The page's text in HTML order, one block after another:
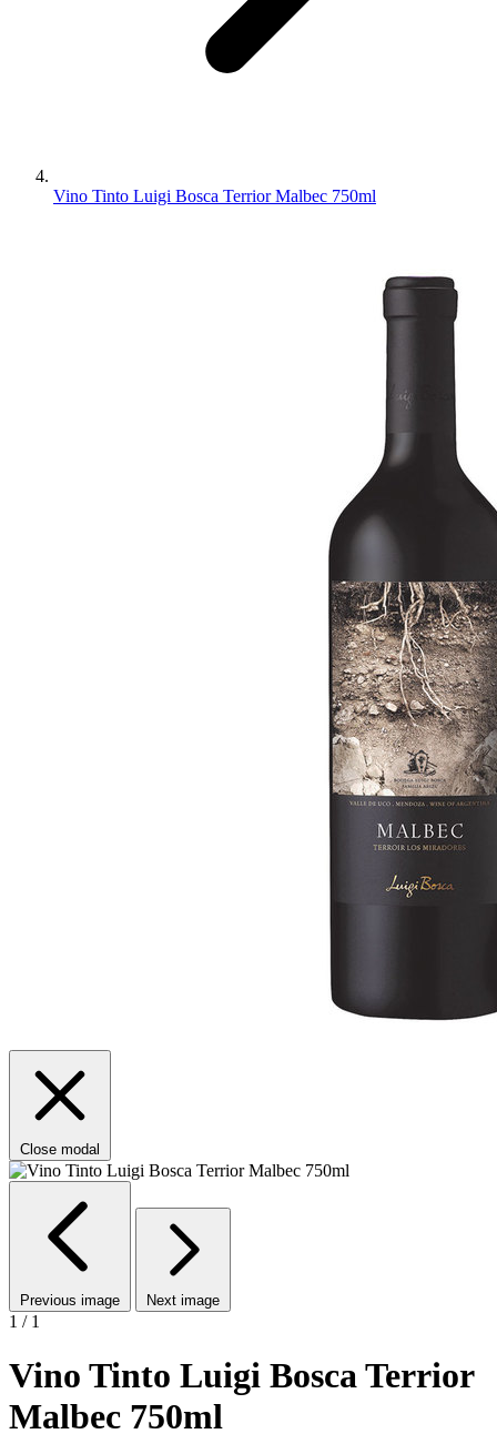
Vino Tinto Luigi Bosca Terrior Malbec 750ml
Close modal
Previous image Next image
1 / 1
Vino Tinto Luigi Bosca Terrior
Malbec 750ml